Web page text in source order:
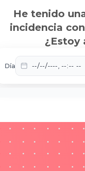
He tenido
incidencia
¿Estoy
Día